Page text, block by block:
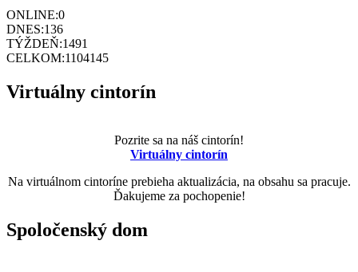
ONLINE:0
DNES:136
TÝŽDEŇ:1491
CELKOM:1104145
Virtuálny cintorín
Pozrite sa na náš cintorín!
Virtuálny cintorín
Na virtuálnom cintoríne prebieha aktualizácia, na obsahu sa pracuje.
Ďakujeme za pochopenie!
Spoločenský dom